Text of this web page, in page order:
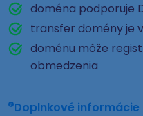
doména podporuje
transfer domény je
doménu môže
obmedzenia
Doplnkové informácie